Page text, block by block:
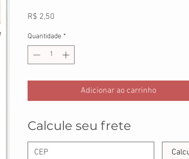
R$ 2,50
Quantidade *
Adicionar ao carrinho
Calcule seu frete